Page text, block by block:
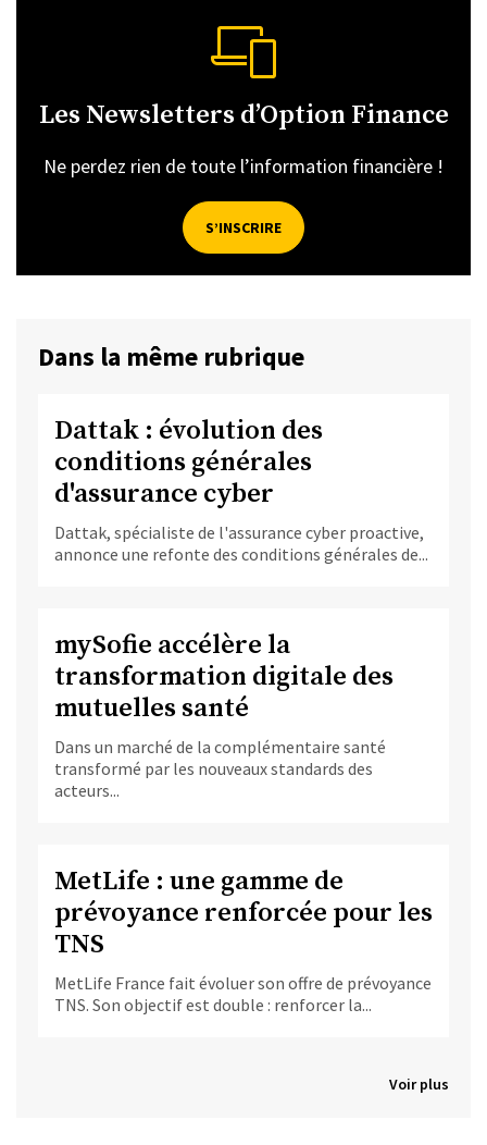
Les Newsletters d’Option Finance
Ne perdez rien de toute l’information financière !
S’INSCRIRE
Dans la même rubrique
Dattak : évolution des
conditions générales
d'assurance cyber
Dattak, spécialiste de l'assurance cyber proactive,
annonce une refonte des conditions générales de...
mySofie accélère la
transformation digitale des
mutuelles santé
Dans un marché de la complémentaire santé
transformé par les nouveaux standards des
acteurs...
MetLife : une gamme de
prévoyance renforcée pour les
TNS
MetLife France fait évoluer son offre de prévoyance
TNS. Son objectif est double : renforcer la...
Voir plus